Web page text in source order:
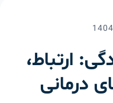
ارتباط،
درمانی